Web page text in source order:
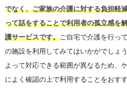
でなく、ご家族の介護に対する負担軽
って話をすることで利用者の孤立感を
護サービスです。ご自宅で介護を行っ
の施設を利用してみてはいかがでしょ
よって対応できる範囲が異なるため、
によく確認の上で利用することをおすす